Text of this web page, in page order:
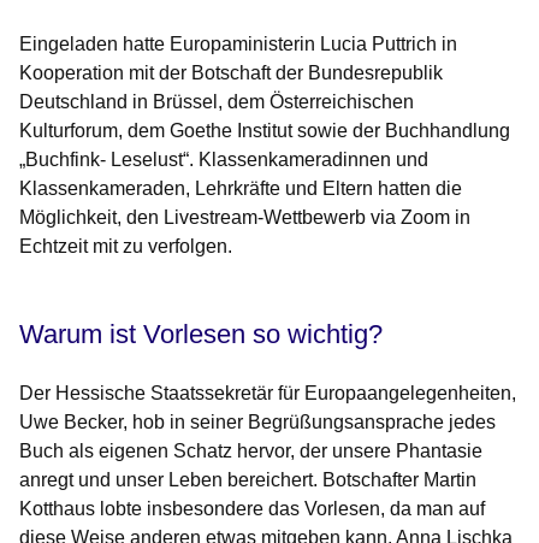
Eingeladen hatte Europaministerin Lucia Puttrich in
Kooperation mit der Botschaft der Bundesrepublik
Deutschland in Brüssel, dem Österreichischen
Kulturforum, dem Goethe Institut sowie der Buchhandlung
„Buchfink- Leselust“. Klassenkameradinnen und
Klassenkameraden, Lehrkräfte und Eltern hatten die
Möglichkeit, den Livestream-Wettbewerb via Zoom in
Echtzeit mit zu verfolgen.
Warum ist Vorlesen so wichtig?
Der Hessische Staatssekretär für Europaangelegenheiten,
Uwe Becker, hob in seiner Begrüßungsansprache jedes
Buch als eigenen Schatz hervor, der unsere Phantasie
anregt und unser Leben bereichert. Botschafter Martin
Kotthaus lobte insbesondere das Vorlesen, da man auf
diese Weise anderen etwas mitgeben kann. Anna Lischka